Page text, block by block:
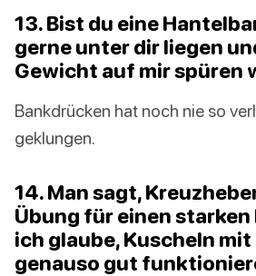
13. Bist du eine
gerne unter dir liegen
Gewicht auf mir spüren
Bankdrücken hat noch nie so
geklungen.
14. Man sagt,
Übung für einen starken
ich glaube, Kuscheln
genauso gut